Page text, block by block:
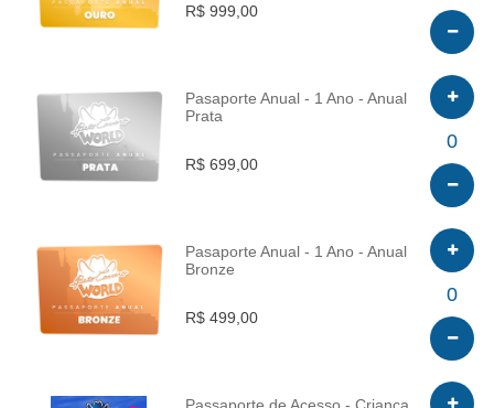
R$ 999,00
INFO
Pasaporte Anual - 1 Ano - Anual
Prata
R$ 699,00
0
INFO
Pasaporte Anual - 1 Ano - Anual
Bronze
R$ 499,00
0